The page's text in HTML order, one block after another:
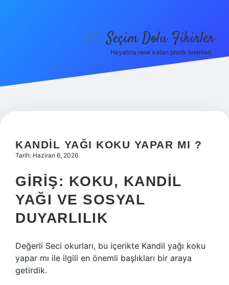
Hakkımızda
menüyüSeçim Dolu Fikirler
Hayatına renk katan pratik öneriler!
KANDIL YAĞI KOKU YAPAR MI ?
Tarih: Haziran 6, 2026
GIRIŞ: KOKU, KANDIL
YAĞI VE SOSYAL
DUYARLILIK
Değerli Seci okurları, bu içerikte Kandil yağı koku
yapar mı ile ilgili en önemli başlıkları bir araya
getirdik.